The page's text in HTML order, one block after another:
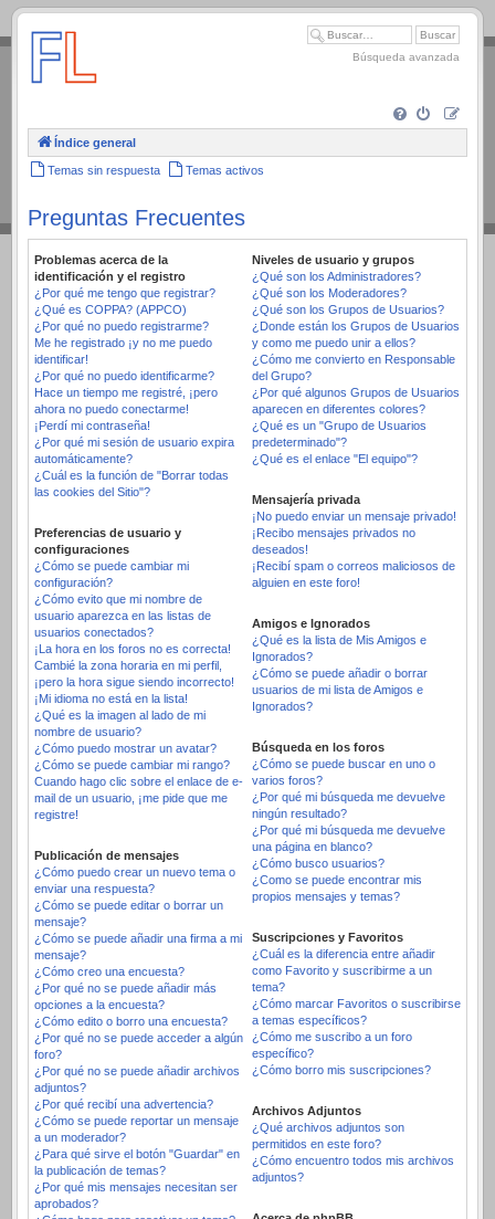
.
Búsqueda avanzada
Índice general
Temas sin respuesta Temas activos
Preguntas Frecuentes
Problemas acerca de la
identificación y el registro
¿Por qué me tengo que registrar?
¿Qué es COPPA? (APPCO)
¿Por qué no puedo registrarme?
Me he registrado ¡y no me puedo
identificar!
¿Por qué no puedo identificarme?
Hace un tiempo me registré, ¡pero
ahora no puedo conectarme!
¡Perdí mi contraseña!
¿Por qué mi sesión de usuario expira
automáticamente?
¿Cuál es la función de "Borrar todas
las cookies del Sitio"?
Preferencias de usuario y
configuraciones
¿Cómo se puede cambiar mi
configuración?
¿Cómo evito que mi nombre de
usuario aparezca en las listas de
usuarios conectados?
¡La hora en los foros no es correcta!
Cambié la zona horaria en mi perfil,
¡pero la hora sigue siendo incorrecto!
¡Mi idioma no está en la lista!
¿Qué es la imagen al lado de mi
nombre de usuario?
¿Cómo puedo mostrar un avatar?
¿Cómo se puede cambiar mi rango?
Cuando hago clic sobre el enlace de e-
mail de un usuario, ¡me pide que me
registre!
Publicación de mensajes
¿Cómo puedo crear un nuevo tema o
enviar una respuesta?
¿Cómo se puede editar o borrar un
mensaje?
¿Cómo se puede añadir una firma a mi
mensaje?
¿Cómo creo una encuesta?
¿Por qué no se puede añadir más
opciones a la encuesta?
¿Cómo edito o borro una encuesta?
¿Por qué no se puede acceder a algún
foro?
¿Por qué no se puede añadir archivos
adjuntos?
¿Por qué recibí una advertencia?
¿Cómo se puede reportar un mensaje
a un moderador?
¿Para qué sirve el botón "Guardar" en
la publicación de temas?
¿Por qué mis mensajes necesitan ser
aprobados?
Niveles de usuario y grupos
¿Qué son los Administradores?
¿Qué son los Moderadores?
¿Qué son los Grupos de Usuarios?
¿Donde están los Grupos de Usuarios
y como me puedo unir a ellos?
¿Cómo me convierto en Responsable
del Grupo?
¿Por qué algunos Grupos de Usuarios
aparecen en diferentes colores?
¿Qué es un "Grupo de Usuarios
predeterminado"?
¿Qué es el enlace "El equipo"?
Mensajería privada
¡No puedo enviar un mensaje privado!
¡Recibo mensajes privados no
deseados!
¡Recibí spam o correos maliciosos de
alguien en este foro!
Amigos e Ignorados
¿Qué es la lista de Mis Amigos e
Ignorados?
¿Cómo se puede añadir o borrar
usuarios de mi lista de Amigos e
Ignorados?
Búsqueda en los foros
¿Cómo se puede buscar en uno o
varios foros?
¿Por qué mi búsqueda me devuelve
ningún resultado?
¿Por qué mi búsqueda me devuelve
una página en blanco?
¿Cómo busco usuarios?
¿Como se puede encontrar mis
propios mensajes y temas?
Suscripciones y Favoritos
¿Cuál es la diferencia entre añadir
como Favorito y suscribirme a un
tema?
¿Cómo marcar Favoritos o suscribirse
a temas específicos?
¿Cómo me suscribo a un foro
específico?
¿Cómo borro mis suscripciones?
Archivos Adjuntos
¿Qué archivos adjuntos son
permitidos en este foro?
¿Cómo encuentro todos mis archivos
adjuntos?